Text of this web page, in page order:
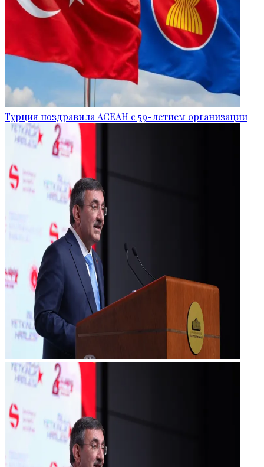
Турция поздравила АСЕАН с 59-летием организации